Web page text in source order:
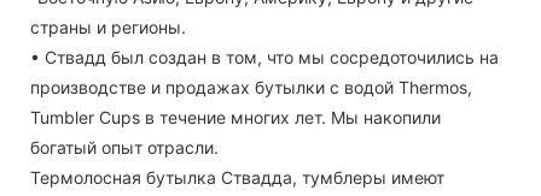
страны и регионы.
• Ствадд был создан в том, что мы сосредоточились на
производстве и продажах бутылки с водой Thermos,
Tumbler Cups в течение многих лет. Мы накопили
богатый опыт отрасли.
Термолосная бутылка Ствадда, тумблеры имеют